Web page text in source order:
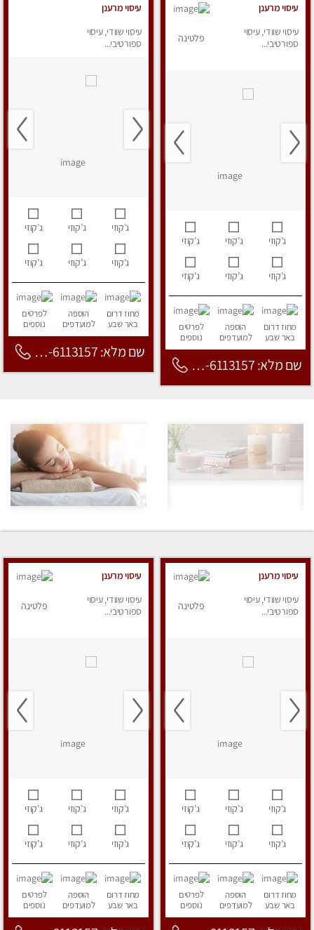
עיסוי מרענן
עיסוי שוודי, עיסוי
ספורטיבי...
פלטינה
ג’קוזי ג’קוזי ג’קוזי
ג’קוזי ג’קוזי ג’קוזי
מחוז דרום
באר שבע
הוספה
למועדפים
לפרטים
נוספים
שם מלא: 053-6113157
עיסוי מרענן
עיסוי שוודי, עיסוי
ספורטיבי...
ג’קוזי ג’קוזי ג’קוזי
ג’קוזי ג’קוזי ג’קוזי
מחוז דרום
באר שבע
הוספה
למועדפים
לפרטים
נוספים
שם מלא: 053-6113157
עיסוי מרענן
עיסוי שוודי, עיסוי
ספורטיבי...
פלטינה
ג’קוזי ג’קוזי ג’קוזי
ג’קוזי ג’קוזי ג’קוזי
מחוז דרום
באר שבע
הוספה
למועדפים
לפרטים
נוספים
עיסוי מרענן
עיסוי שוודי, עיסוי
ספורטיבי...
פלטינה
ג’קוזי ג’קוזי ג’קוזי
ג’קוזי ג’קוזי ג’קוזי
מחוז דרום
באר שבע
הוספה
למועדפים
לפרטים
נוספים